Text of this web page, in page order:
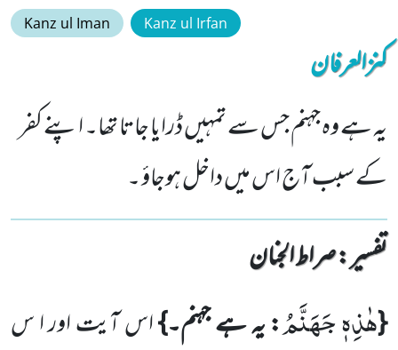
Kanz ul Iman Kanz ul Irfan
کنزالعرفان
یہ ہے وہ جہنم جس سے تمہیں ڈرایا جاتا تھا۔ اپنے کفر
کے سبب آج اس میں داخل ہوجاؤ ۔
تفسیر : ‎صراط الجنان
{هٰذِهٖ جَهَنَّمُ: یہ ہے جہنم۔}اس آیت اور ا س